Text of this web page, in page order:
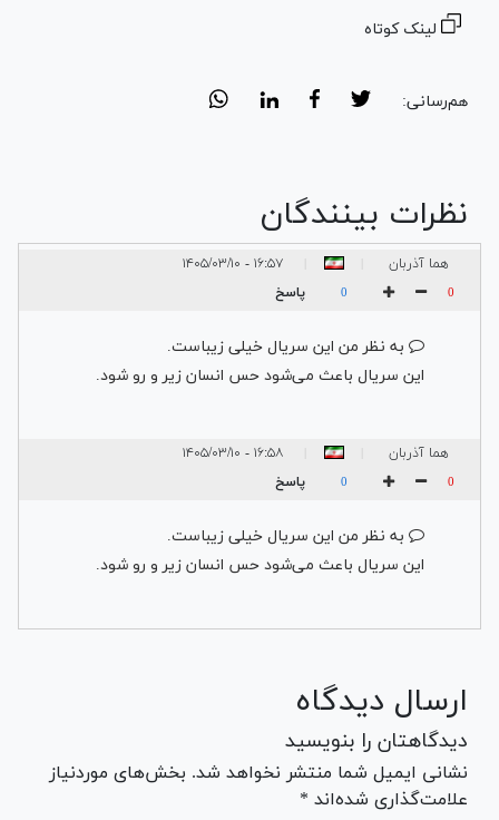
لینک کوتاه
هم‌رسانی:
نظرات بینندگان
هما آذربان ۱۶:۵۷ - ۱۴۰۵/۰۳/۱۰
0
0 پاسخ
به نظر من این سریال خیلی زیباست.
این سریال باعث می‌شود حس انسان زیر و رو شود.
هما آذربان ۱۶:۵۸ - ۱۴۰۵/۰۳/۱۰
0
0 پاسخ
به نظر من این سریال خیلی زیباست.
این سریال باعث می‌شود حس انسان زیر و رو شود.
ارسال دیدگاه
دیدگاهتان را بنویسید
نشانی ایمیل شما منتشر نخواهد شد. بخش‌های موردنیاز
علامت‌گذاری شده‌اند *